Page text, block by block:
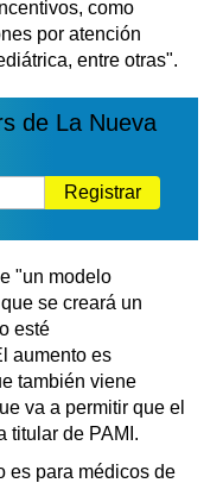
como
por atención
entre otras".
de La Nueva
Registrar
"un modelo
se creará un
esté
aumento es
también viene
va a permitir que el
titular de PAMI.
es para médicos de